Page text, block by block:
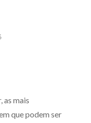
de Dados
as mais
que podem ser